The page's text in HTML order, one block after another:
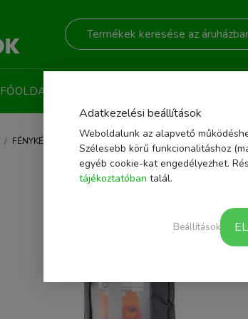
FŐOLDAL
FÉNYKÉPEZŐ KIEGÉSZÍTŐK FÉNYKÉPEZŐ TÁSKA,
Adatkezelési beállítások
Weboldalunk az alapvető
Szélesebb körű funkcionalitáshoz
egyéb cookie-kat engedélyezhet.
tájékoztatóban talál.
Beállítások